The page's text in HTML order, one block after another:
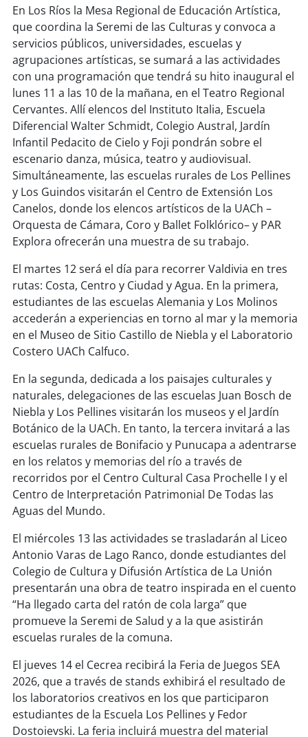
soychiloé
En Los Ríos la Mesa Regional de Educación Artística,
que coordina la Seremi de las Culturas y convoca a
servicios públicos, universidades, escuelas y
agrupaciones artísticas, se sumará a las actividades
con una programación que tendrá su hito inaugural el
lunes 11 a las 10 de la mañana, en el Teatro Regional
Cervantes. Allí elencos del Instituto Italia, Escuela
Diferencial Walter Schmidt, Colegio Austral, Jardín
Infantil Pedacito de Cielo y Foji pondrán sobre el
escenario danza, música, teatro y audiovisual.
Simultáneamente, las escuelas rurales de Los Pellines
y Los Guindos visitarán el Centro de Extensión Los
Canelos, donde los elencos artísticos de la UACh –
Orquesta de Cámara, Coro y Ballet Folklórico– y PAR
Explora ofrecerán una muestra de su trabajo.
El martes 12 será el día para recorrer Valdivia en tres
rutas: Costa, Centro y Ciudad y Agua. En la primera,
estudiantes de las escuelas Alemania y Los Molinos
accederán a experiencias en torno al mar y la memoria
en el Museo de Sitio Castillo de Niebla y el Laboratorio
Costero UACh Calfuco.
En la segunda, dedicada a los paisajes culturales y
naturales, delegaciones de las escuelas Juan Bosch de
Niebla y Los Pellines visitarán los museos y el Jardín
Botánico de la UACh. En tanto, la tercera invitará a las
escuelas rurales de Bonifacio y Punucapa a adentrarse
en los relatos y memorias del río a través de
recorridos por el Centro Cultural Casa Prochelle I y el
Centro de Interpretación Patrimonial De Todas las
Aguas del Mundo.
El miércoles 13 las actividades se trasladarán al Liceo
Antonio Varas de Lago Ranco, donde estudiantes del
Colegio de Cultura y Difusión Artística de La Unión
presentarán una obra de teatro inspirada en el cuento
“Ha llegado carta del ratón de cola larga” que
promueve la Seremi de Salud y a la que asistirán
escuelas rurales de la comuna.
El jueves 14 el Cecrea recibirá la Feria de Juegos SEA
2026, que a través de stands exhibirá el resultado de
los laboratorios creativos en los que participaron
estudiantes de la Escuela Los Pellines y Fedor
Dostoievski. La feria incluirá muestra del material